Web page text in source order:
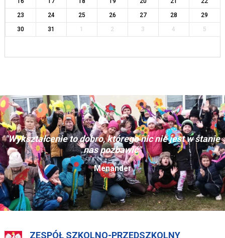
23
24 25 26 27 28
29
30
31 1 2 3 4 5
"Wykształcenie to dobro, którego nic nie jest w stanie
nas pozbawić"
Menander
ZESPÓŁ SZKOLNO-PRZEDSZKOLNY